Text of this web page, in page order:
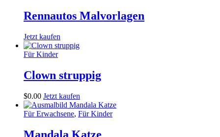
Rennautos Malvorlagen
Jetzt kaufen
Für Kinder
Clown struppig
$0.00 Jetzt kaufen
Für Erwachsene, Für Kinder